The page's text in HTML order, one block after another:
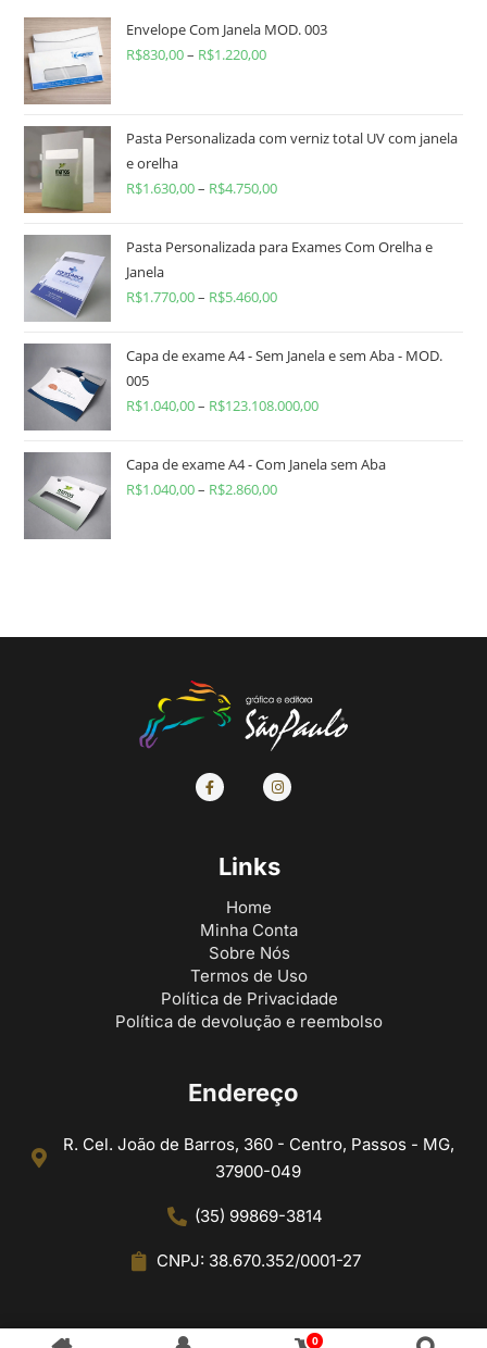
Envelope Com Janela MOD. 003
R$830,00– R$1.220,00
Pasta Personalizada com verniz total UV com janela
e orelha
R$1.630,00– R$4.750,00
Pasta Personalizada para Exames Com Orelha e
Janela
R$1.770,00– R$5.460,00
Capa de exame A4 - Sem Janela e sem Aba - MOD.
005
R$1.040,00– R$123.108.000,00
Capa de exame A4 - Com Janela sem Aba
R$1.040,00– R$2.860,00
Links
Home
Minha Conta
Sobre Nós
Termos de Uso
Política de Privacidade
Política de devolução e reembolso
Endereço
R. Cel. João de Barros, 360 - Centro, Passos - MG,
37900-049
(35) 99869-3814
CNPJ: 38.670.352/0001-27
0